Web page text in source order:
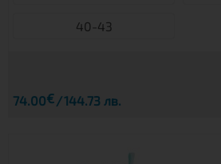
40-43
74.00€ 144.73 лв.